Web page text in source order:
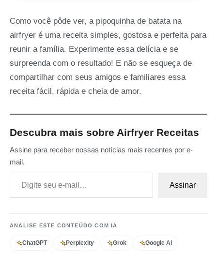
Como você pôde ver, a pipoquinha de batata na
airfryer é uma receita simples, gostosa e perfeita para
reunir a família. Experimente essa delícia e se
surpreenda com o resultado! E não se esqueça de
compartilhar com seus amigos e familiares essa
receita fácil, rápida e cheia de amor.
Descubra mais sobre Airfryer Receitas
Assine para receber nossas notícias mais recentes por e-
mail.
Digite seu e-mail…
Assinar
ANALISE ESTE CONTEÚDO COM IA
ChatGPT Perplexity Grok Google AI